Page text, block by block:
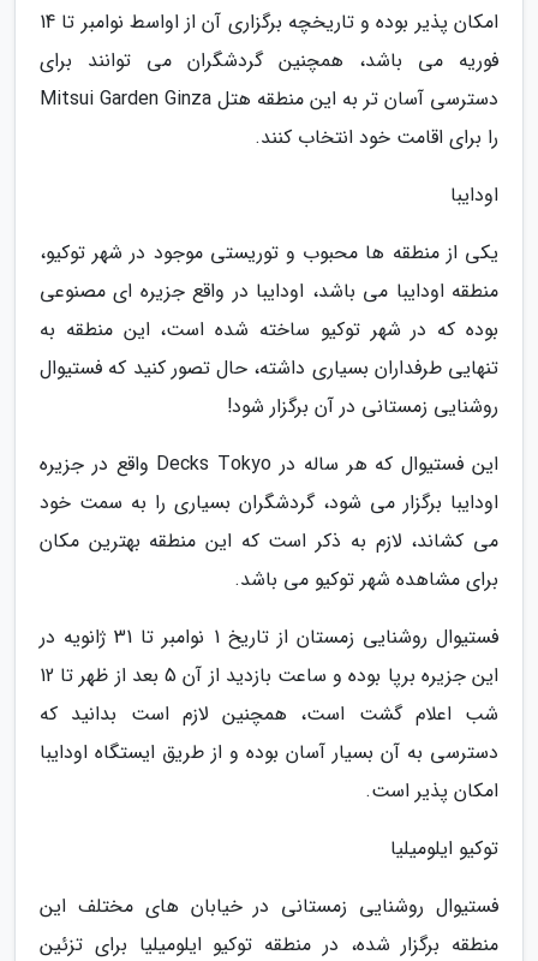
امکان پذیر بوده و تاریخچه برگزاری آن از اواسط نوامبر تا 14
فوریه می باشد، همچنین گردشگران می توانند برای
دسترسی آسان تر به این منطقه هتل Mitsui Garden Ginza
را برای اقامت خود انتخاب کنند.
اودایبا
یکی از منطقه ها محبوب و توریستی موجود در شهر توکیو،
منطقه اودایبا می باشد، اودایبا در واقع جزیره ای مصنوعی
بوده که در شهر توکیو ساخته شده است، این منطقه به
تنهایی طرفداران بسیاری داشته، حال تصور کنید که فستیوال
روشنایی زمستانی در آن برگزار شود!
این فستیوال که هر ساله در Decks Tokyo واقع در جزیره
اودایبا برگزار می شود، گردشگران بسیاری را به سمت خود
می کشاند، لازم به ذکر است که این منطقه بهترین مکان
برای مشاهده شهر توکیو می باشد.
فستیوال روشنایی زمستان از تاریخ 1 نوامبر تا 31 ژانویه در
این جزیره برپا بوده و ساعت بازدید از آن 5 بعد از ظهر تا 12
شب اعلام گشت است، همچنین لازم است بدانید که
دسترسی به آن بسیار آسان بوده و از طریق ایستگاه اودایبا
امکان پذیر است.
توکیو ایلومیلیا
فستیوال روشنایی زمستانی در خیابان های مختلف این
منطقه برگزار شده، در منطقه توکیو ایلومیلیا برای تزئین